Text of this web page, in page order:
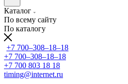
Каталог
По всему сайту
По каталогу
+7 700‒308‒18‒18
+7 700‒308‒18‒18
+7 700 803 18 18
timing@internet.ru